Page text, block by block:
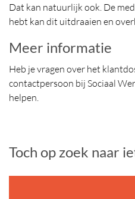
Dat kan natuurlijk ook. De
hebt kan dit uitdraaien en
Meer informatie
Heb je vragen over het
contactpersoon bij Sociaal
helpen.
Toch op zoek naar